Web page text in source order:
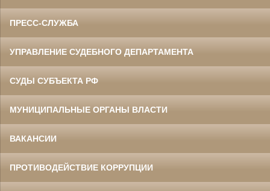
ПРЕСС-СЛУЖБА
УПРАВЛЕНИЕ СУДЕБНОГО ДЕПАРТАМЕНТА
СУДЫ СУБЪЕКТА РФ
МУНИЦИПАЛЬНЫЕ ОРГАНЫ ВЛАСТИ
ВАКАНСИИ
ПРОТИВОДЕЙСТВИЕ КОРРУПЦИИ